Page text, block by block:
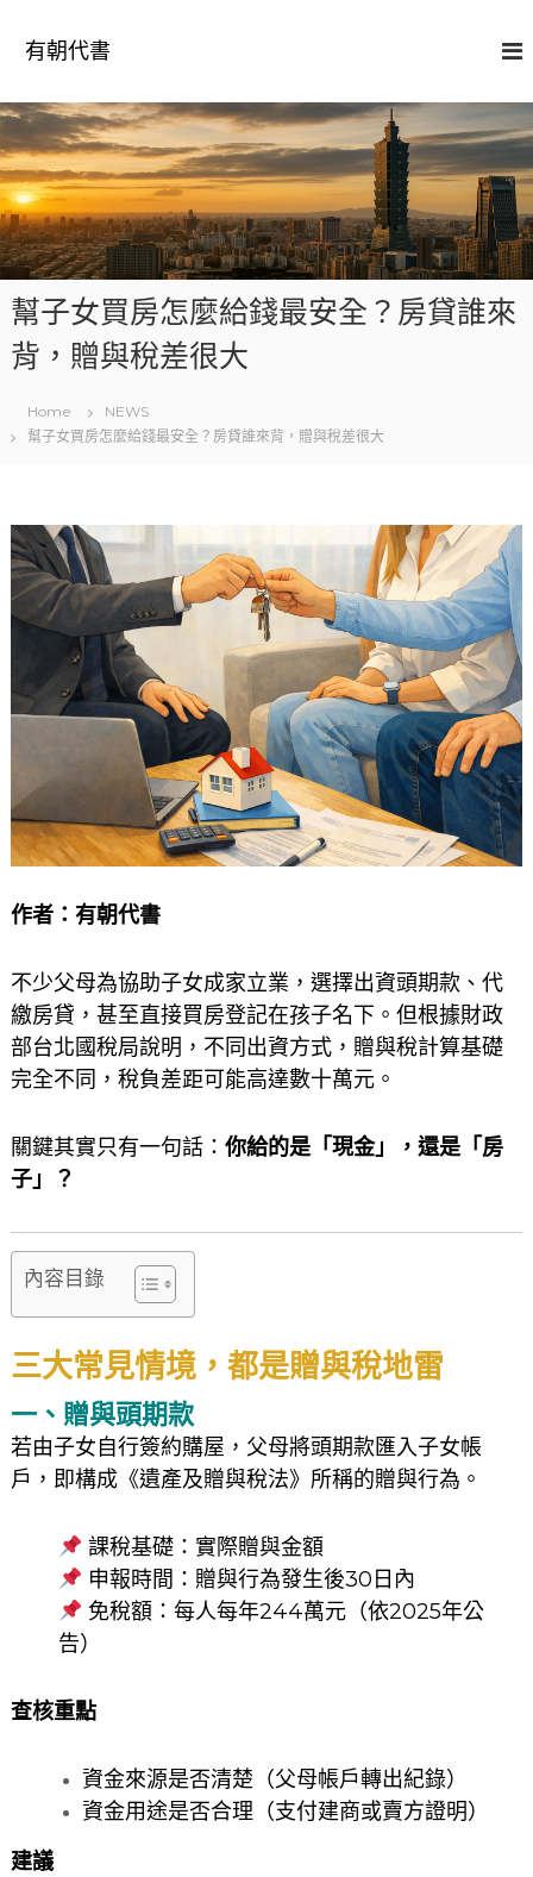
t
c
o
n
t
e
n
有朝代書
幫子女買房怎麼給錢最安全？房貸誰來
背，贈與稅差很大
Home
NEWS
幫子女買房怎麼給錢最安全？房貸誰來背，贈與稅差很大
作者： 有朝代書
不少父母為協助子女成家立業，選擇出資頭期款、代
繳房貸，甚至直接買房登記在孩子名下。但根據財政
部台北國稅局說明，不同出資方式，贈與稅計算基礎
完全不同，稅負差距可能高達數十萬元。
關鍵其實只有一句話： 你給的是「現金」，還是「房
子」？
內容目錄
三大常見情境，都是贈與稅地雷
一、贈與頭期款
若由子女自行簽約購屋，父母將頭期款匯入子女帳
戶，即構成《遺產及贈與稅法》所稱的贈與行為。
課稅基礎：實際贈與金額
申報時間：贈與行為發生後30日內
免稅額：每人每年244萬元（依2025年公
告）
查核重點
資金來源是否清楚（父母帳戶轉出紀錄）
資金用途是否合理（支付建商或賣方證明）
建議